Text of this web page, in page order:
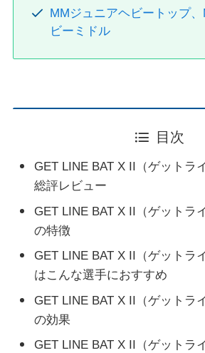
MMジュニアヘビートップ
ビーミドル
目次
GET LINE BAT X II（ゲットラ
総評レビュー
GET LINE BAT X II（ゲットラ
の特徴
GET LINE BAT X II（ゲットラ
はこんな選手におすすめ
GET LINE BAT X II（ゲットラ
の効果
GET LINE BAT X II（ゲットラ